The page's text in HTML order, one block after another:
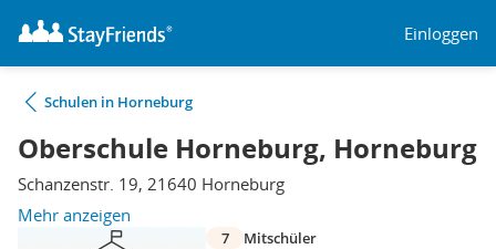
Einloggen
Schulen in Horneburg
Oberschule Horneburg, Horneburg
Schanzenstr. 19, 21640 Horneburg
Mehr anzeigen
7
Mitschüler